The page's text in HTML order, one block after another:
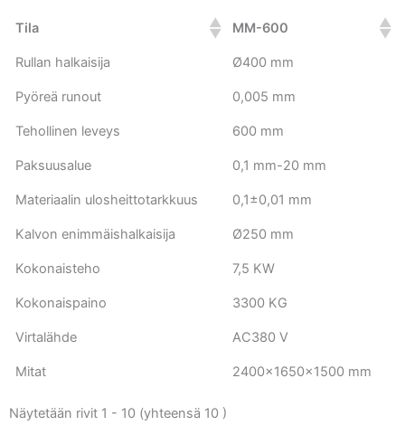
Tila MM-600
Rullan halkaisija Ø400 mm
Pyöreä runout 0,005 mm
Tehollinen leveys 600 mm
Paksuusalue 0,1 mm-20 mm
Materiaalin ulosheittotarkkuus 0,1±0,01 mm
Kalvon enimmäishalkaisija Ø250 mm
Kokonaisteho 7,5 KW
Kokonaispaino 3300 KG
Virtalähde AC380 V
Mitat 2400x1650x1500 mm
Näytetään rivit 1 - 10 (yhteensä 10 )